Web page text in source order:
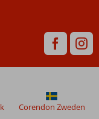
Corendon Zweden